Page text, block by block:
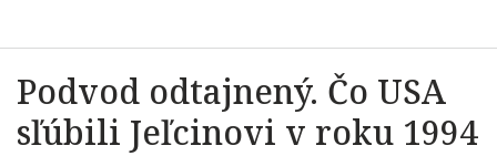
Podvod odtajnený. Čo USA
sľúbili Jeľcinovi v roku 1994